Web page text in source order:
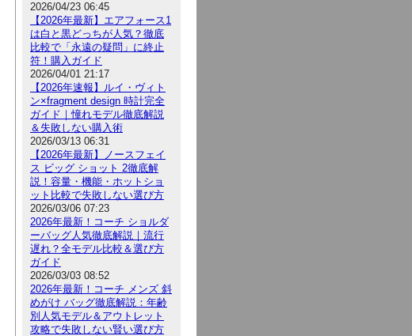
2026/04/23 06:45
【2026年最新】エアフォース1
は白と黒どっちが人気？徹底
比較で「永遠の疑問」に終止
符！購入ガイド
2026/04/01 21:17
【2026年速報】ルイ・ヴィト
ン×fragment design 時計完全
ガイド｜憧れモデル徹底解説
＆失敗しない購入術
2026/03/13 06:31
【2026年最新】ノースフェイ
ス ビッグ ショット 2徹底解
説！容量・機能・ホットショ
ット比較で失敗しない選び方
2026/03/06 07:23
2026年最新！コーチ ショルダ
ーバッグ人気徹底解説｜流行
遅れ？全モデル比較＆選び方
ガイド
2026/03/03 08:52
2026年最新！コーチ メンズ 斜
めがけ バッグ徹底解説：年齢
別人気モデル＆アウトレット
攻略で失敗しない賢い選び方